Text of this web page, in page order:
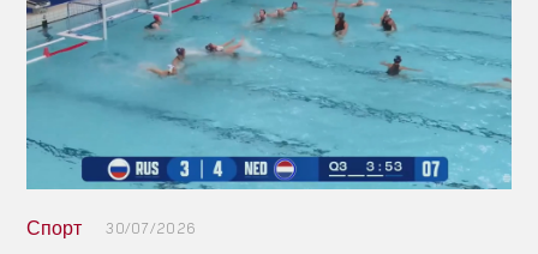
Спорт 30/07/2026